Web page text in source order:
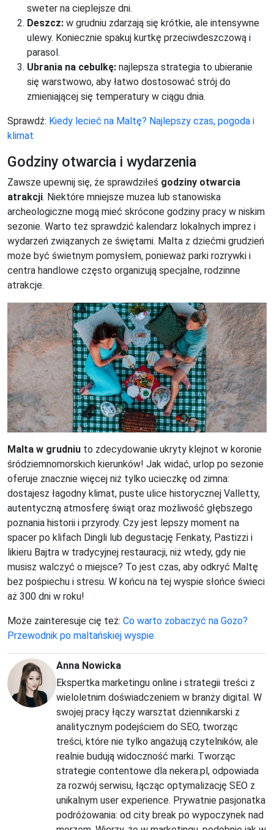
sweter na cieplejsze dni.
Deszcz: w grudniu zdarzają się krótkie, ale intensywne
ulewy. Koniecznie spakuj kurtkę przeciwdeszczową i
parasol.
Ubrania na cebulkę: najlepsza strategia to ubieranie
się warstwowo, aby łatwo dostosować strój do
zmieniającej się temperatury w ciągu dnia.
Sprawdź: Kiedy lecieć na Maltę? Najlepszy czas, pogoda i
klimat
Godziny otwarcia i wydarzenia
Zawsze upewnij się, że sprawdziłeś godziny otwarcia
atrakcji. Niektóre mniejsze muzea lub stanowiska
archeologiczne mogą mieć skrócone godziny pracy w niskim
sezonie. Warto też sprawdzić kalendarz lokalnych imprez i
wydarzeń związanych ze świętami. Malta z dziećmi grudzień
może być świetnym pomysłem, ponieważ parki rozrywki i
centra handlowe często organizują specjalne, rodzinne
atrakcje.
Malta w grudniu to zdecydowanie ukryty klejnot w koronie
śródziemnomorskich kierunków! Jak widać, urlop po sezonie
oferuje znacznie więcej niż tylko ucieczkę od zimna:
dostajesz łagodny klimat, puste ulice historycznej Valletty,
autentyczną atmosferę świąt oraz możliwość głębszego
poznania historii i przyrody. Czy jest lepszy moment na
spacer po klifach Dingli lub degustację Fenkaty, Pastizzi i
likieru Bajtra w tradycyjnej restauracji, niż wtedy, gdy nie
musisz walczyć o miejsce? To jest czas, aby odkryć Maltę
bez pośpiechu i stresu. W końcu na tej wyspie słońce świeci
aż 300 dni w roku!
Może zainteresuje cię też: Co warto zobaczyć na Gozo?
Przewodnik po maltańskiej wyspie
Anna Nowicka
Ekspertka marketingu online i strategii treści z
wieloletnim doświadczeniem w branży digital. W
swojej pracy łączy warsztat dziennikarski z
analitycznym podejściem do SEO, tworząc
treści, które nie tylko angażują czytelników, ale
realnie budują widoczność marki. Tworząc
strategie contentowe dla nekera.pl, odpowiada
za rozwój serwisu, łącząc optymalizację SEO z
unikalnym user experience. Prywatnie pasjonatka
podróżowania: od city break po wypoczynek nad